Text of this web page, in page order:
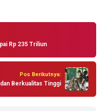
Rp 235 Triliun
Pos Berikutnya:
Berkualitas Tinggi